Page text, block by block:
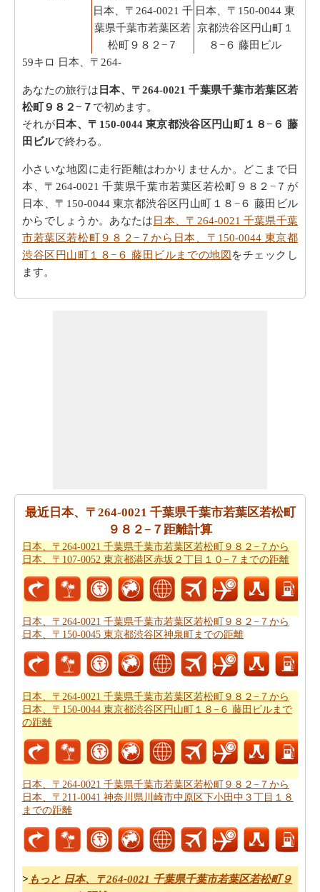
日本、〒264-0021 千
葉県千葉市若葉区若
松町９８２−７
日本、〒150-0044 東
京都渋谷区円山町１
８−６ 藤田ビル
59キロ 日本、〒264-
あなたの旅行は 日本、〒264-0021 千葉県千葉市若葉区若
松町９８２−７ で初めます。
それが 日本、〒150-0044 東京都渋谷区円山町１８−６ 藤
田ビルで終わる。
小さいな地図に走行距離はわかりませんか。どこまで日
本、〒264-0021 千葉県千葉市若葉区若松町９８２−７が
日本、〒150-0044 東京都渋谷区円山町１８−６ 藤田ビル
からでしょうか。あなたは日本、〒264-0021 千葉県千葉
市若葉区若松町９８２−７から日本、〒150-0044 東京都
渋谷区円山町１８−６ 藤田ビルまでの地図をチェックし
ます。
走行距離のとはべつに駆動方向も必要ですか。日本、〒
走行時間は走行距離といっように大切な事です。その
為、あなたは日本、〒264-0021 千葉県千葉市若葉区若松
町９８２−７から日本、〒150-0044 東京都渋谷区円山町
１８−６ 藤田ビルまでの移動時間からひつようです。走
行距離をつかってしょよう時間は日本、〒264-0021 千葉
県千葉市若葉区若松町９８２−７から日本、〒150-0044
東京都渋谷区円山町１８−６ 藤田ビルまで計ります。
日本、〒264-0021 千葉県千葉市若葉区若松町９８２−７
から日本、〒150-0044 東京都渋谷区円山町１８−６ 藤田
ビルまで良プランが欲しいですか。知る事はどの方を使
って日本、〒264-0021 千葉県千葉市若葉区若松町９８２
−７から日本、〒150-0044 東京都渋谷区円山町１８−６ 藤
田ビルまでの旅行するんです。
道路走行は疲れて感じますか。飛行機で飛びてかかる時
間は知りたいんですか。
日本、〒264-0021 千葉県千葉市
谷区円山町１８−６ 藤田ビルまでの飛行時間チェックし
ます。
それはあなたの旅のルートを計画するのは面倒ですか？
このルートプランナーは、日本、〒264-0021 千葉県千葉
市若葉区若松町９８２−７から日本、〒150-0044 東京都
渋谷区円山町１８−６ 藤田ビルまでの道路ルートプラン
最近日本、〒264-0021 千葉県千葉市若葉区若松町
９８２−７距離計算
日本、〒264-0021 千葉県千葉市若葉区若松町９８２−７から
日本、〒107-0052 東京都港区赤坂２丁目１０−７までの距離
日本、〒264-0021 千葉県千葉市若葉区若松町９８２−７から
日本、〒150-0045 東京都渋谷区神泉町までの距離
日本、〒264-0021 千葉県千葉市若葉区若松町９８２−７から
日本、〒150-0044 東京都渋谷区円山町１８−６ 藤田ビルまで
の距離
日本、〒264-0021 千葉県千葉市若葉区若松町９８２−７から
日本、〒211-0041 神奈川県川崎市中原区下小田中３丁目１８
までの距離
> もっと 日本、〒264-0021 千葉県千葉市若葉区若松町９